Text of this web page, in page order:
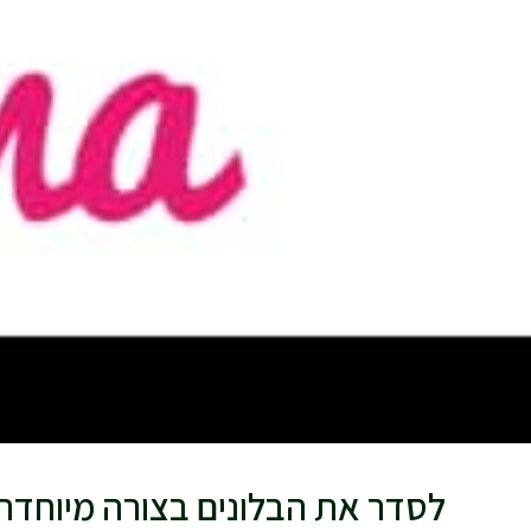
לסדר את הבלונים בצורה